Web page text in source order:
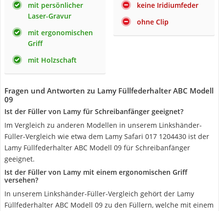
mit persönlicher
Laser-Gravur
mit ergonomischen
Griff
mit Holzschaft
keine Iridiumfeder
ohne Clip
Fragen und Antworten zu Lamy Füllfederhalter ABC Modell
09
Ist der Füller von Lamy für Schreibanfänger geeignet?
Im Vergleich zu anderen Modellen in unserem Linkshänder-
Füller-Vergleich wie etwa dem Lamy Safari 017 1204430 ist der
Lamy Füllfederhalter ABC Modell 09 für Schreibanfänger
geeignet.
Ist der Füller von Lamy mit einem ergonomischen Griff
versehen?
In unserem Linkshänder-Füller-Vergleich gehört der Lamy
Füllfederhalter ABC Modell 09 zu den Füllern, welche mit einem